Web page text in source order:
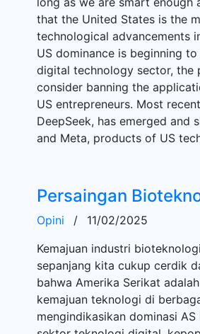
that the United States is the
technological advancements
US dominance is beginning
digital technology sector, the
consider banning the
US entrepreneurs. Most
DeepSeek, has emerged and
and Meta, products of US
Persaingan
Opini /
11/02/2025
Kemajuan industri
sepanjang kita cukup cerdik
bahwa Amerika Serikat
kemajuan teknologi di
mengindikasikan dominasi